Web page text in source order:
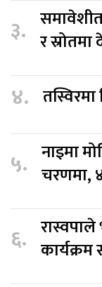
३. र स्रोतमा
४.
५. नाइमा
चरणमा,
६. रास्वपाले
कार्यक्रम